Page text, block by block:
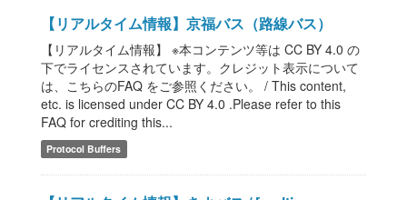
【リアルタイム情報】京福バス（路線バス）
【リアルタイム情報】 ※本コンテンツ等は CC BY 4.0 の
下でライセンスされています。クレジット表示について
は、こちらのFAQ をご参照ください。 / This content,
etc. is licensed under CC BY 4.0 .Please refer to this
FAQ for crediting this...
Protocol Buffers